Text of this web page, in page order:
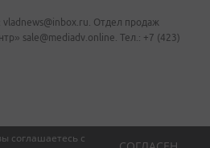
соглашаетесь с
Отдел продаж
sale@mediadv.online. Тел.: +7 (423)